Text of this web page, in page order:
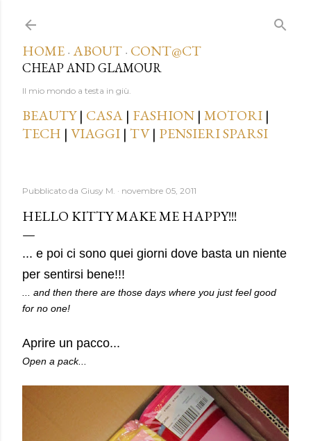
HOME · ABOUT · CONT@CT
CHEAP AND GLAMOUR
Il mio mondo a testa in giù.
BEAUTY| CASA | FASHION | MOTORI |
TECH | VIAGGI | TV| PENSIERI SPARSI
Pubblicato da Giusy M. novembre 05, 2011
HELLO KITTY MAKE ME HAPPY!!!
... e poi ci sono quei giorni dove basta un niente
per sentirsi bene!!!
... and then there are those days where you just feel good
for no one!
Aprire un pacco...
Open a pack...